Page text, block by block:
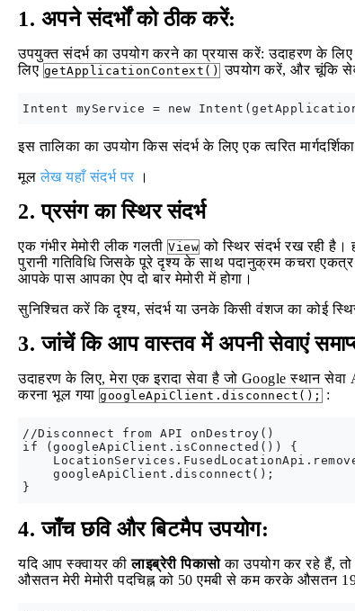
1. अपने संदर्भों को ठीक करें:
उपयुक्त संदर्भ का उपयोग करने का प्रयास करें: उदाहरण के
लिए getApplicationContext() उपयोग करें, और चूंकि
इस तालिका का उपयोग किस संदर्भ के लिए एक त्वरित
मूललेख यहाँ संदर्भ पर ।
2. प्रसंग का स्थिर संदर्भ
एक गंभीर मेमोरी लीक गलती View को स्थिर संदर्भ रख रही है।
पुरानी गतिविधि जिसके पूरे दृश्य के साथ पदानुक्रम कचरा
आपके पास आपका ऐप दो बार मेमोरी में होगा।
सुनिश्चित करें कि दृश्य, संदर्भ या उनके किसी वंशज का कोई
3. जांचें कि आप वास्तव में अपनी सेवाएं
उदाहरण के लिए, मेरा एक इरादा सेवा है जो Google स्थान
करना भूल गया googleApiClient.disconnect(); :
//Disconnect from API onDestroy()
if (googleApiClient.isConnected()) {
    googleApiClient.disconnect();
4. जाँच छवि और बिटमैप उपयोग:
यदि आप स्क्वायर कीलाइब्रेरी पिकासोका उपयोग कर रहे हैं, तो
औसतन मेरी मेमोरी पदचिह्न को 50 एमबी से कम करके औसतन